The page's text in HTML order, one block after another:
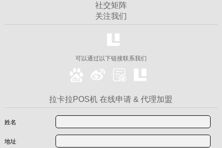
社交矩阵
关注我们
可以通过以下链接联系我们
拉卡拉POS机 在线申请 & 代理加盟
姓名
地址